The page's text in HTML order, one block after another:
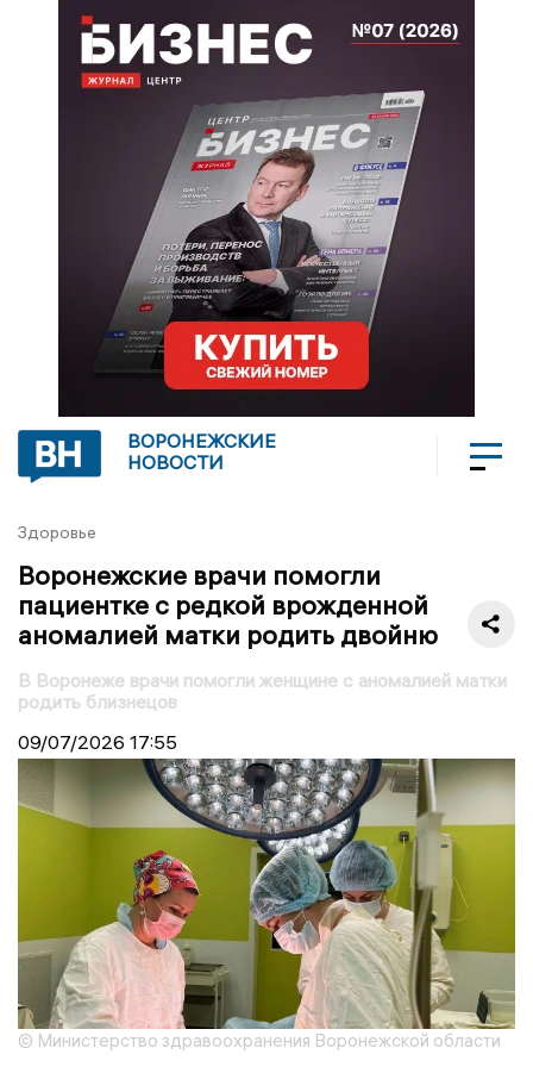
ВОРОНЕЖСКИЕ
НОВОСТИ
Здоровье
Воронежские врачи помогли
пациентке с редкой врожденной
аномалией матки родить двойню
В Воронеже врачи помогли женщине с аномалией матки
родить близнецов
09/07/2026 17:55
© Министерство здравоохранения Воронежской области